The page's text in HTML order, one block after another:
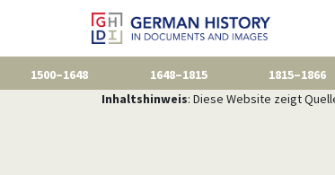
1500–1648 1648–1815 1815–1866
Inhaltshinweis: Diese Website zeigt